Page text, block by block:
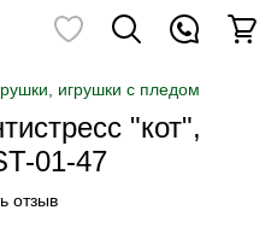
игрушки с пледом
"кот",
01-47
отзыв